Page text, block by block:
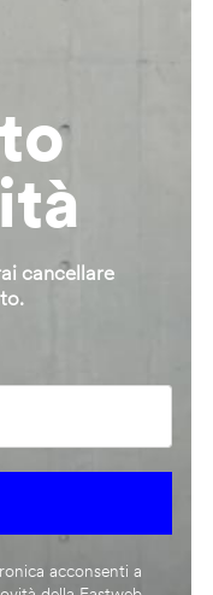
cancellare
acconsenti a